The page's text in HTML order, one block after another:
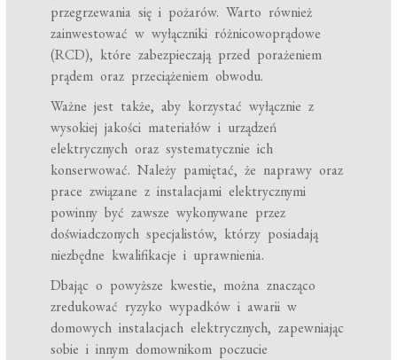
przegrzewania się i pożarów. Warto również
zainwestować w wyłączniki różnicowoprądowe
(RCD), które zabezpieczają przed porażeniem
prądem oraz przeciążeniem obwodu.
Ważne jest także, aby korzystać wyłącznie z
wysokiej jakości materiałów i urządzeń
elektrycznych oraz systematycznie ich
konserwować. Należy pamiętać, że naprawy oraz
prace związane z instalacjami elektrycznymi
powinny być zawsze wykonywane przez
doświadczonych specjalistów, którzy posiadają
niezbędne kwalifikacje i uprawnienia.
Dbając o powyższe kwestie, można znacząco
zredukować ryzyko wypadków i awarii w
domowych instalacjach elektrycznych, zapewniając
sobie i innym domownikom poczucie